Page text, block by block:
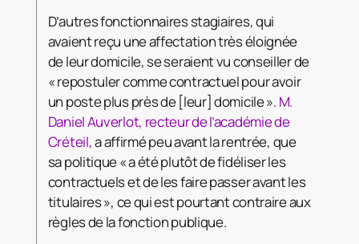
D’autres fonctionnaires stagiaires, qui
avaient reçu une affectation très éloignée
de leur domicile, se seraient vu conseiller de
« repostuler comme contractuel pour avoir
un poste plus près de [leur] domicile ». M.
Daniel Auverlot, recteur de l’académie de
Créteil,a affirmé peu avant la rentrée, que
sa politique « a été plutôt de fidéliser les
contractuels et de les faire passer avant les
titulaires », ce qui est pourtant contraire aux
règles de la fonction publique.